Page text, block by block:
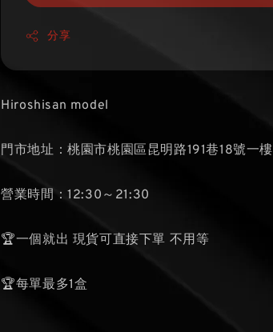
分享
Hiroshisan model
門市地址：桃園市桃園區昆明路191巷18號一樓
營業時間：12:30～21:30
🏆一個就出 現貨可直接下單 不用等
🏆每單最多1盒